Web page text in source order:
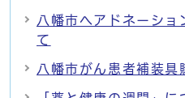
八幡市ヘアドネーショ
て
八幡市がん患者補装具